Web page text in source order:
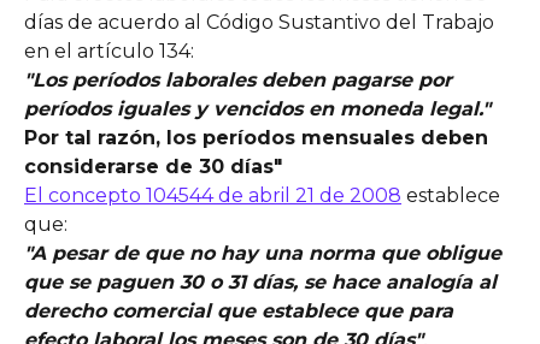
días de acuerdo al Código Sustantivo del Trabajo
en el artículo 134:
"Los períodos laborales deben pagarse por
períodos iguales y vencidos en moneda legal."
Por tal razón, los períodos mensuales deben
considerarse de 30 días"
El concepto 104544 de abril 21 de 2008 establece
que:
"A pesar de que no hay una norma que obligue
que se paguen 30 o 31 días, se hace analogía al
derecho comercial que establece que para